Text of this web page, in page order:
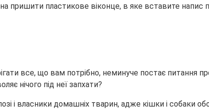
пришити пластикове віконце, в яке вставите напис
все, що вам потрібно, неминуче постає питання
нічого під неї запхати?
і власники домашніх тварин, адже кішки і собаки